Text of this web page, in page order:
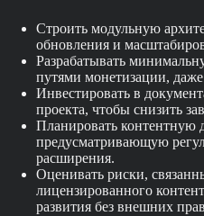
Строить модульную
обновления и
Разрабатывать
путями монетизации,
Инвестировать в
проекта, чтобы снизить
Планировать контентную
предусматривающую
расширения.
Оценивать риски,
лицензированного
развития без внешних